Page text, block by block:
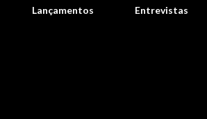
Lançamentos Entrevistas